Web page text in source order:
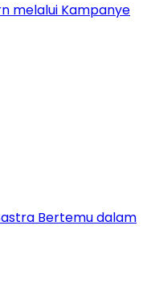
melalui Kampanye
Bertemu dalam